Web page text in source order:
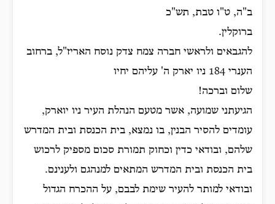
ב"ה, ט"ו טבת, תש"כ
ברוקלין.
להגבאים ולראשי חברה צמח צדק נוסח האריז"ל, ברחוב
הענרי 184 ניו יארק ה' עליהם יחיו
שלום וברכה!
הגיעתני שמועה, אשר מטעם הנהלת העיר ניו יוארק,
עומדים להסיר הבנין, בו נמצא, בית הכנסת ובית המדרש
שלהם, ובודאי כדין וכחוק תמורת סכום מספיק לרכוש
בית הכנסת ובית המדרש המתאים למנהגם ולענינם.
ובודאי למותר להעיר שימת לבבם, על ההכרח הגדול